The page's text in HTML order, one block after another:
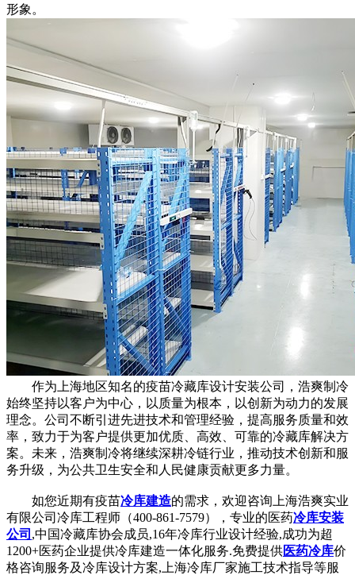
形象。
作为上海地区知名的疫苗冷藏库设计安装公司，浩爽制冷
始终坚持以客户为中心，以质量为根本，以创新为动力的发展
理念。公司不断引进先进技术和管理经验，提高服务质量和效
率，致力于为客户提供更加优质、高效、可靠的冷藏库解决方
案。未来，浩爽制冷将继续深耕冷链行业，推动技术创新和服
务升级，为公共卫生安全和人民健康贡献更多力量。
如您近期有疫苗冷库建造的需求，欢迎咨询上海浩爽实业
有限公司冷库工程师（400-861-7579），专业的医药冷库安装
公司 ,中国冷藏库协会成员,16年冷库行业设计经验,成功为超
1200+医药企业提供冷库建造一体化服务.免费提供医药冷库价
格咨询服务及冷库设计方案,上海冷库厂家施工技术指导等服